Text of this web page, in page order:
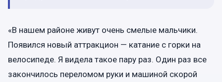
«В нашем районе живут очень смелые мальчики.
Появился новый аттракцион — катание с горки на
велосипеде. Я видела такое пару раз. Один раз все
закончилось переломом руки и машиной скорой